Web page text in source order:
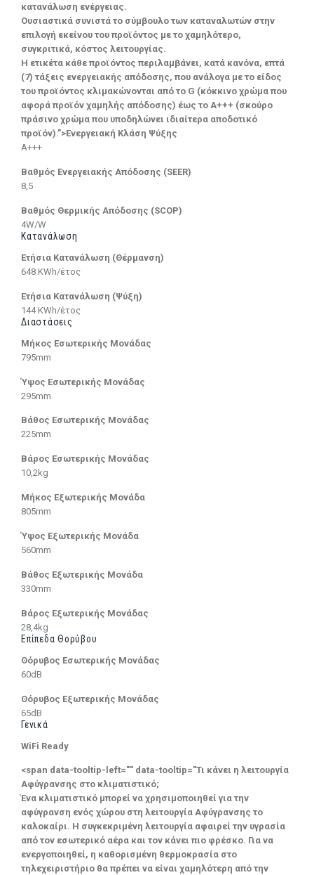
κατανάλωση ενέργειας.
Ουσιαστικά συνιστά το σύμβουλο των καταναλωτών στην
επιλογή εκείνου του προϊόντος με το χαμηλότερο,
συγκριτικά, κόστος λειτουργίας.
Η ετικέτα κάθε προϊόντος περιλαμβάνει, κατά κανόνα, επτά
(7) τάξεις ενεργειακής απόδοσης, που ανάλογα με το είδος
του προϊόντος κλιμακώνονται από το G (κόκκινο χρώμα που
αφορά προϊόν χαμηλής απόδοσης) έως το Α+++ (σκούρο
πράσινο χρώμα που υποδηλώνει ιδιαίτερα αποδοτικό
προϊόν).”>Ενεργειακή Κλάση Ψύξης
A+++
Βαθμός Ενεργειακής Απόδοσης (SEER)
8,5
Βαθμός Θερμικής Απόδοσης (SCOP)
4W/W
Κατανάλωση
Ετήσια Κατανάλωση (Θέρμανση)
648 KWh/έτος
Ετήσια Κατανάλωση (Ψύξη)
144 KWh/έτος
Διαστάσεις
Μήκος Εσωτερικής Μονάδας
795mm
Ύψος Εσωτερικής Μονάδας
295mm
Βάθος Εσωτερικής Μονάδας
225mm
Βάρος Εσωτερικής Μονάδας
10,2kg
Μήκος Εξωτερικής Μονάδα
805mm
Ύψος Εξωτερικής Μονάδα
560mm
Βάθος Εξωτερικής Μονάδα
330mm
Βάρος Εξωτερικής Μονάδας
28,4kg
Επίπεδα Θορύβου
Θόρυβος Εσωτερικής Μονάδας
60dB
Θόρυβος Εξωτερικής Μονάδας
65dB
Γενικά
WiFi Ready
<span data-tooltip-left="" data-tooltip="Τι κάνει η λειτουργία
Αφύγρανσης στο κλιματιστικό;
Ένα κλιματιστικό μπορεί να χρησιμοποιηθεί για την
αφύγρανση ενός χώρου στη λειτουργία Αφύγρανσης το
καλοκαίρι. Η συγκεκριμένη λειτουργία αφαιρεί την υγρασία
από τον εσωτερικό αέρα και τον κάνει πιο φρέσκο. Για να
ενεργοποιηθεί, η καθορισμένη θερμοκρασία στο
τηλεχειριστήριο θα πρέπει να είναι χαμηλότερη από την